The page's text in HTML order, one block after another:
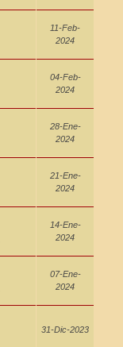
11-Feb-
2024
04-Feb-
2024
28-Ene-
2024
21-Ene-
2024
14-Ene-
2024
07-Ene-
2024
31-Dic-2023